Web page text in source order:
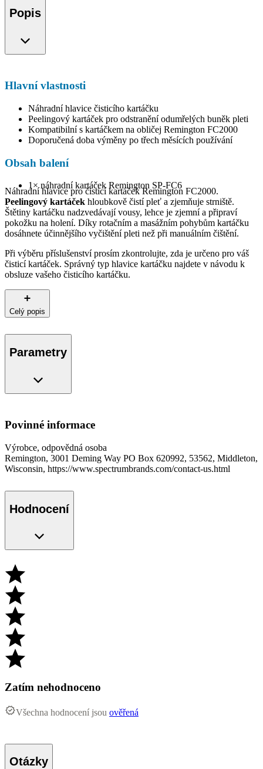
Popis
Hlavní vlastnosti
Náhradní hlavice čisticího kartáčku
Peelingový kartáček pro odstranění odumřelých buněk pleti
Kompatibilní s kartáčkem na obličej Remington FC2000
Doporučená doba výměny po třech měsících používání
Obsah balení
1× náhradní kartáček Remington SP-FC6
Náhradní hlavice pro čisticí kartáček Remington FC2000.
Peelingový kartáček hloubkově čistí pleť a zjemňuje strniště.
Štětiny kartáčku nadzvedávají vousy, lehce je zjemní a připraví
pokožku na holení. Díky rotačním a masážním pohybům kartáčku
dosáhnete účinnějšího vyčištění pleti než při manuálním čištění.
Při výběru příslušenství prosím zkontrolujte, zda je určeno pro váš
čisticí kartáček. Správný typ hlavice kartáčku najdete v návodu k
obsluze vašeho čisticího kartáčku.
Celý popis
Parametry
Povinné informace
Výrobce, odpovědná osoba
Remington, 3001 Deming Way PO Box 620992, 53562, Middleton,
Wisconsin, https://www.spectrumbrands.com/contact-us.html
Hodnocení
Zatím nehodnoceno
Všechna hodnocení jsou ověřená
Otázky